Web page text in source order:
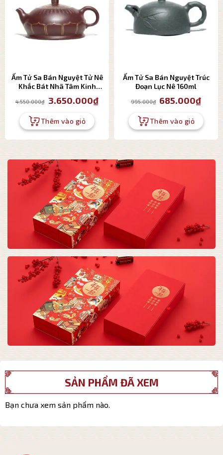
Ấm Tử Sa Bán Nguyệt Tử Nê
Khắc Bát Nhã Tâm Kinh
4.550.000₫ Giá
gốc
4.550.000₫.
3.650.000₫Giá
hiện
3.650.000₫.
Thêm vào giỏ
Ấm Tử Sa Bán Nguyệt Trúc
Đoạn Lục Nê 160ml
995.000₫ Giá
gốc
995.000₫.
685.000₫Giá
Thêm vào giỏ
SẢN PHẨM ĐÃ XEM
Bạn chưa xem sản phẩm nào.